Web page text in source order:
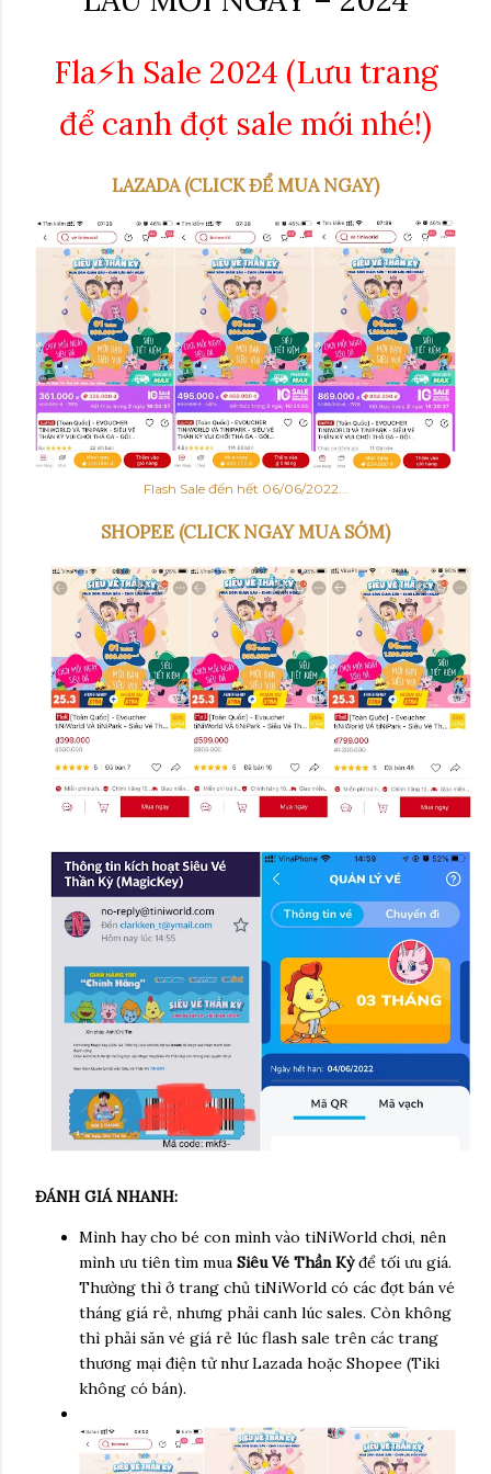
Fla⚡️h Sale 2024 (Lưu trang
để canh đợt sale mới nhé!)
LAZADA (CLICK ĐỂ MUA NGAY)
Flash Sale đến hết 06/06/2022...
SHOPEE (CLICK NGAY MUA SỚM)
ĐÁNH GIÁ NHANH:
Mình hay cho bé con mình vào tiNiWorld chơi, nên
mình ưu tiên tìm mua Siêu Vé Thần Kỳđể tối ưu giá.
Thường thì ở trang chủ tiNiWorld có các đợt bán vé
tháng giá rẻ, nhưng phải canh lúc sales. Còn không
thì phải săn vé giá rẻ lúc flash sale trên các trang
thương mại điện tử như Lazada hoặc Shopee (Tiki
không có bán).